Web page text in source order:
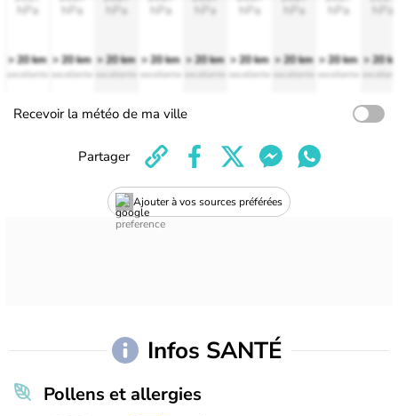
hPa
> 20 km
excellente
hPa
> 20 km
excellente
hPa
> 20 km
excellente
hPa
> 20 km
excellente
hPa
> 20 km
excellente
hPa
> 20 km
excellente
hPa
> 20 km
excellente
hPa
> 20 km
excellente
hPa
> 20
Recevoir la météo de ma ville
Ajouter à vos sources préférées
Partager
Infos SANTÉ
Pollens et allergies